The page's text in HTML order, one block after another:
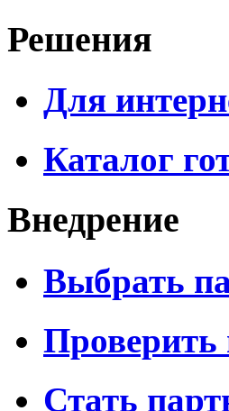
Решения
Для
Каталог
Внедрение
Выбрать
Проверить
Стать